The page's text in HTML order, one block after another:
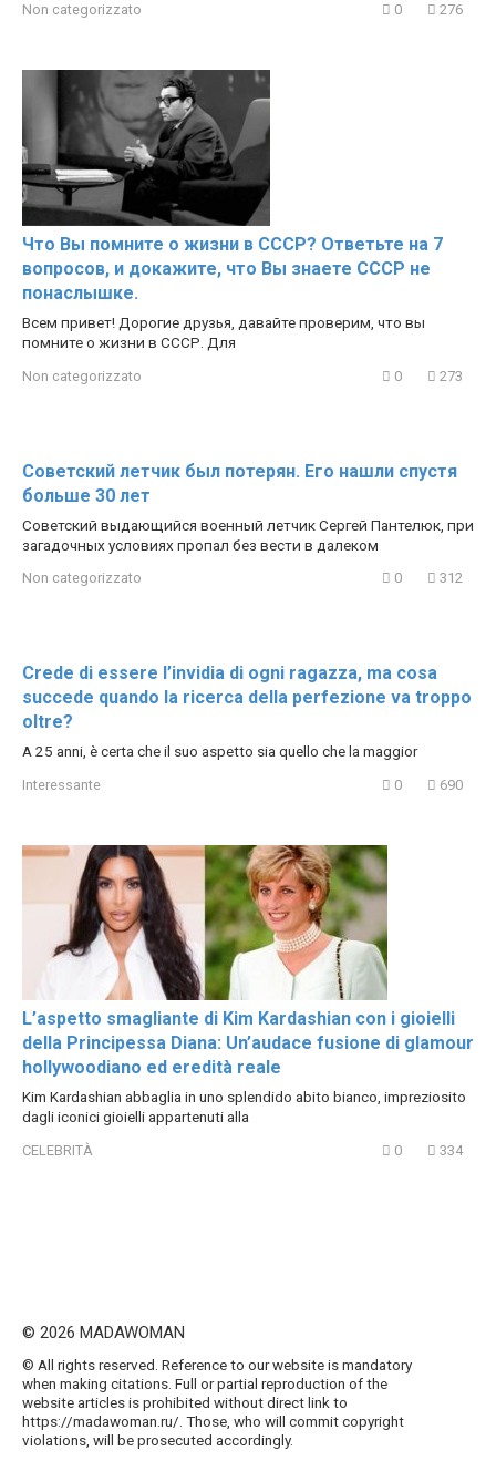
Non categorizzato 0 276
Что Вы помните о жизни в СССР? Ответьте на 7
вопросов, и докажите, что Вы знаете СССР не
понаслышке.
Всем привет! Дорогие друзья, давайте проверим, что вы
помните о жизни в СССР. Для
Non categorizzato 0 273
Советский летчик был потерян. Его нашли спустя
больше 30 лет
Советский выдающийся военный летчик Сергей Пантелюк, при
загадочных условиях пропал без вести в далеком
Non categorizzato 0 312
Crede di essere l’invidia di ogni ragazza, ma cosa
succede quando la ricerca della perfezione va troppo
oltre?
A 25 anni, è certa che il suo aspetto sia quello che la maggior
Interessante 0 690
L’aspetto smagliante di Kim Kardashian con i gioielli
della Principessa Diana: Un’audace fusione di glamour
hollywoodiano ed eredità reale
Kim Kardashian abbaglia in uno splendido abito bianco, impreziosito
dagli iconici gioielli appartenuti alla
CELEBRITÀ 0 334
© 2026 MADAWOMAN
© All rights reserved. Reference to our website is mandatory
when making citations. Full or partial reproduction of the
website articles is prohibited without direct link to
https://madawoman.ru/. Those, who will commit copyright
violations, will be prosecuted accordingly.